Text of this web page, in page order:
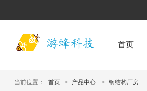
首页
当前位置： 首页 > 产品中心 > 钢结构厂房